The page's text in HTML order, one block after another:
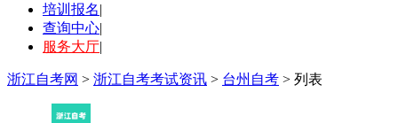
培训报名|
查询中心|
服务大厅|
浙江自考网 > 浙江自考考试资讯 > 台州自考 > 列表